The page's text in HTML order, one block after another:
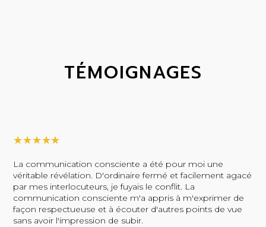
TÉMOIGNAGES
★★★★★
La communication consciente a été pour moi une
véritable révélation. D'ordinaire fermé et facilement agacé
par mes interlocuteurs, je fuyais le conflit. La
communication consciente m'a appris à m'exprimer de
façon respectueuse et à écouter d'autres points de vue
sans avoir l'impression de subir.